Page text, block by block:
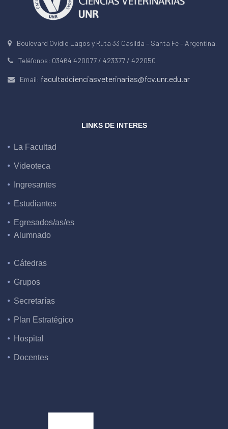
Boulevard Ovidio Lagos y Ruta 33 Casilda – Santa Fe – Argentina.
Teléfonos: 03464 420077 / 423377 / 422050
Email: facultadcienciasveterinarias@fcv.unr.edu.ar
LINKS DE INTERES
La Facultad
Videoteca
Ingresantes
Estudiantes
Egresados/as/es
Alumnado
Cátedras
Grupos
Secretarías
Plan Estratégico
Hospital
Docentes